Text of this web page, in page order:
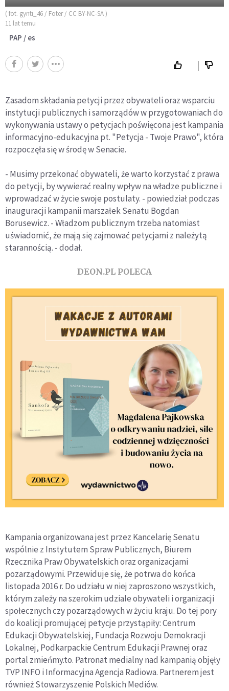
( fot. gynti_46 / Foter / CC BY-NC-SA )
11 lat temu
PAP / es
Zasadom składania petycji przez obywateli oraz wsparciu
instytucji publicznych i samorządów w przygotowaniach do
wykonywania ustawy o petycjach poświęcona jest kampania
informacyjno-edukacyjna pt. "Petycja - Twoje Prawo", która
rozpoczęła się w środę w Senacie.
- Musimy przekonać obywateli, że warto korzystać z prawa
do petycji, by wywierać realny wpływ na władze publiczne i
wprowadzać w życie swoje postulaty. - powiedział podczas
inauguracji kampanii marszałek Senatu Bogdan
Borusewicz. - Władzom publicznym trzeba natomiast
uświadomić, że mają się zajmować petycjami z należytą
starannością. - dodał.
DEON.PL POLECA
Kampania organizowana jest przez Kancelarię Senatu
wspólnie z Instytutem Spraw Publicznych, Biurem
Rzecznika Praw Obywatelskich oraz organizacjami
pozarządowymi. Przewiduje się, że potrwa do końca
listopada 2016 r. Do udziału w niej zaproszono wszystkich,
którym zależy na szerokim udziale obywateli i organizacji
społecznych czy pozarządowych w życiu kraju. Do tej pory
do koalicji promującej petycje przystąpiły: Centrum
Edukacji Obywatelskiej, Fundacja Rozwoju Demokracji
Lokalnej, Podkarpackie Centrum Edukacji Prawnej oraz
portal zmieńmy.to. Patronat medialny nad kampanią objęły
TVP INFO i Informacyjna Agencja Radiowa. Partnerem jest
również Stowarzyszenie Polskich Mediów.